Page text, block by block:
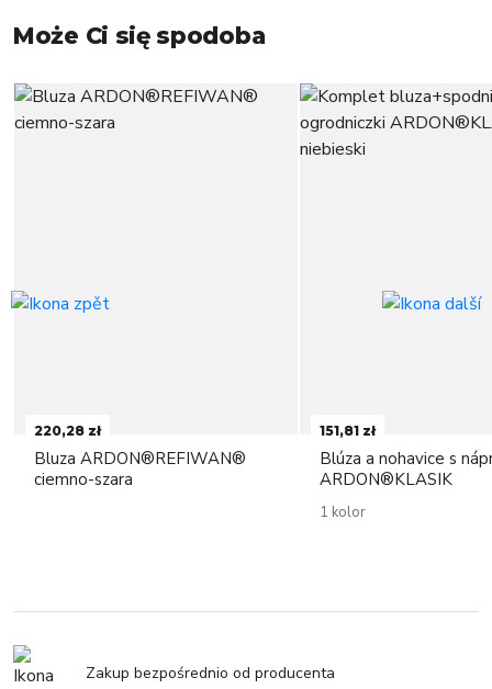
Może Ci się spodoba
220,28 zł
Bluza ARDON®REFIWAN®
ciemno-szara
151,81 zł
Blúza a nohavice s
ARDON®KLASIK
1 kolor
Zakup bezpośrednio od producenta